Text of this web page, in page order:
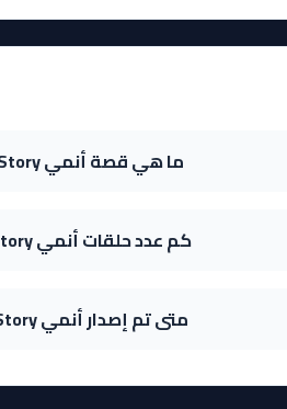
ما هي قصة أنمي Mix: Meisei Story؟
كم عدد حلقات أنمي Mix: Meisei Story؟
متى تم إصدار أنمي Mix: Meisei Story؟